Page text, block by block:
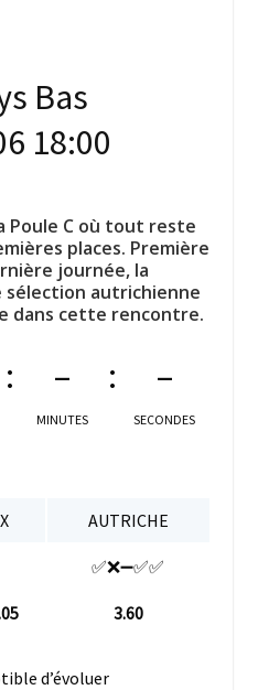
Bas
18:00
Poule C où tout reste
places. Première
journée, la
autrichienne
dans cette rencontre.
–
MINUTES
–
SECONDES
X AUTRICHE
✅❌➖✅✅
3.60
d’évoluer